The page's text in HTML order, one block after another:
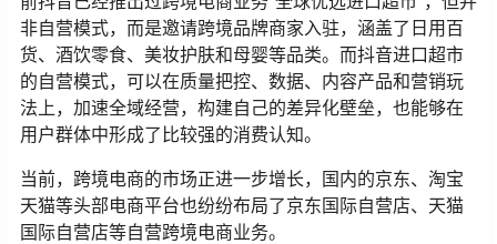
非自营模式，而是邀请跨境品牌商家入驻，涵盖了日用百
货、酒饮零食、美妆护肤和母婴等品类。而抖音进口超市
的自营模式，可以在质量把控、数据、内容产品和营销玩
法上，加速全域经营，构建自己的差异化壁垒，也能够在
用户群体中形成了比较强的消费认知。
当前，跨境电商的市场正进一步增长，国内的京东、淘宝
天猫等头部电商平台也纷纷布局了京东国际自营店、天猫
国际自营店等自营跨境电商业务。